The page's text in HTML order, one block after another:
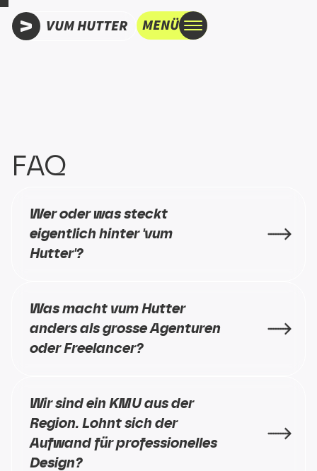
VUM HUTTER MENÜ
FAQ
Wer oder was steckt
eigentlich hinter 'vum
Hutter'?
Was macht vum Hutter
anders als grosse Agenturen
oder Freelancer?
Wir sind ein KMU aus der
Region. Lohnt sich der
Aufwand für professionelles
Design?